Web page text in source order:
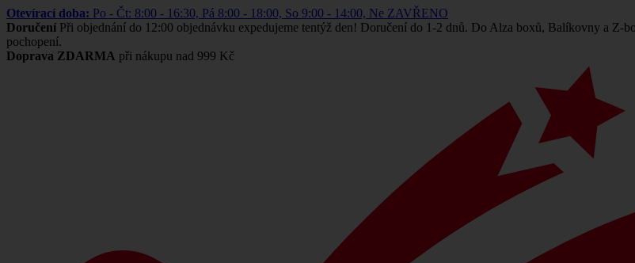
Otevírací doba: Po - Čt: 8:00 - 16:30, Pá 8:00 - 18:00, So 9:00 - 14:00, Ne ZAVŘENO
Doručení Při objednání do 12:00 objednávku expedujeme tentýž den! Doručení do 1-2 dnů. Do Alza boxů, Balíkovny a Z-
pochopení.
Doprava ZDARMA při nákupu nad 999 Kč